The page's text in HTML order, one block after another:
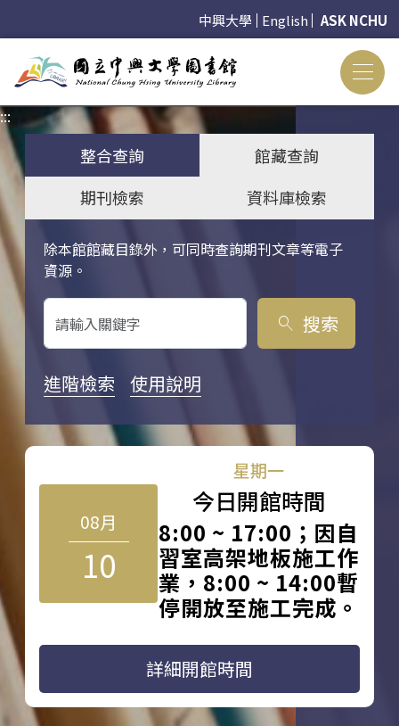
中興大學 English ASK NCHU
:::
整合查詢
館藏查詢
期刊檢索
資料庫檢索
除本館館藏目錄外，可同時查詢期刊文章等電子
資源。
關鍵字搜尋
search 搜索
進階檢索 使用說明
08月
10
星期一
今日開館時間
8:00 ~ 17:00；因自
習室高架地板施工作
業，8:00 ~ 14:00暫
停開放至施工完成。
詳細開館時間